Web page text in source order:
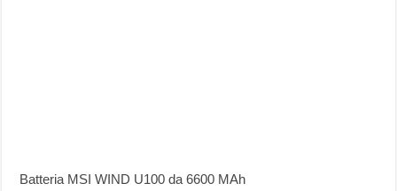
Batteria MSI WIND U100 da 6600 MAh